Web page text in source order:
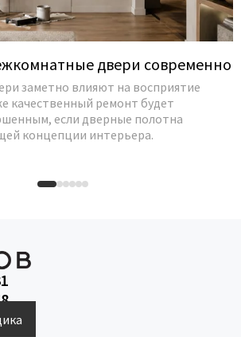
двери современно
заметно влияют на восприятие
качественный ремонт будет
если дверные полотна
концепции интерьера.